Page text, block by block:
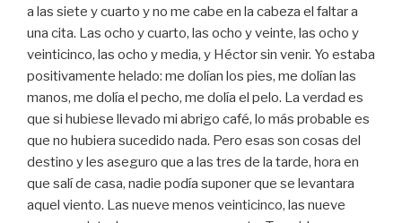
a las siete y cuarto y no me cabe en la cabeza el faltar a
una cita. Las ocho y cuarto, las ocho y veinte, las ocho y
veinticinco, las ocho y media, y Héctor sin venir. Yo estaba
positivamente helado: me dolían los pies, me dolían las
manos, me dolía el pecho, me dolía el pelo. La verdad es
que si hubiese llevado mi abrigo café, lo más probable es
que no hubiera sucedido nada. Pero esas son cosas del
destino y les aseguro que a las tres de la tarde, hora en
que salí de casa, nadie podía suponer que se levantara
aquel viento. Las nueve menos veinticinco, las nueve